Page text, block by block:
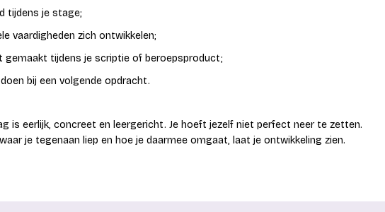
tijdens je stage;
vaardigheden zich ontwikkelen;
gemaakt tijdens je scriptie of beroepsproduct;
bij een volgende opdracht.
is eerlijk, concreet en leergericht. Je hoeft jezelf niet perfect neer te zetten.
je tegenaan liep en hoe je daarmee omgaat, laat je ontwikkeling zien.